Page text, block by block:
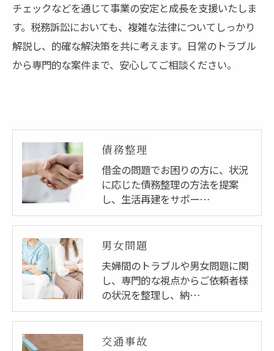
チェックなどを通じて事業の安定と成長を支援いたしま
す。税務訴訟においても、複雑な法律についてしっかり
解説し、的確な解決策を共に考えます。日常のトラブル
から専門的な案件まで、安心してご相談ください。
債務整理
借金の問題でお困りの方に、状況
に応じた債務整理の方法を提案
し、生活再建をサポー…
男女問題
夫婦間のトラブルや男女問題に関
し、専門的な視点からご依頼者様
の状況を整理し、納…
交通事故